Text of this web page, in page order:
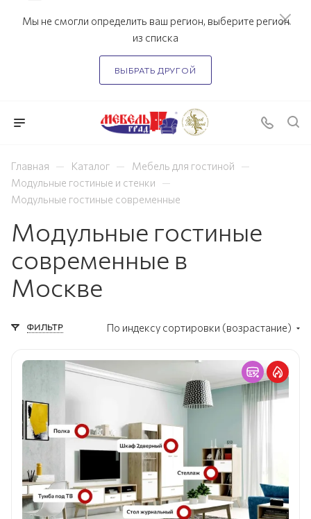
Мы не смогли определить ваш регион, выберите регион
из списка
ВЫБРАТЬ ДРУГОЙ
Главная — Каталог — Мебель для гостиной —
Модульные гостиные и стенки —
Модульные гостиные современные
Модульные гостиные
современные в
Москве
ФИЛЬТР По индексу сортировки (возрастание)